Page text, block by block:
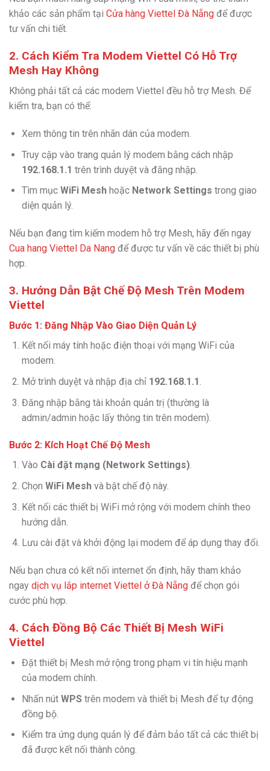
khảo các sản phẩm tại Cửa hàng Viettel Đà Nẵng để được
tư vấn chi tiết.
2. Cách Kiểm Tra Modem Viettel Có Hỗ Trợ
Mesh Hay Không
Không phải tất cả các modem Viettel đều hỗ trợ Mesh. Để
kiểm tra, bạn có thể:
Xem thông tin trên nhãn dán của modem.
Truy cập vào trang quản lý modem bằng cách nhập
192.168.1.1 trên trình duyệt và đăng nhập.
Tìm mục WiFi Meshhoặc Network Settings trong giao
diện quản lý.
Nếu bạn đang tìm kiếm modem hỗ trợ Mesh, hãy đến ngay
Cua hang Viettel Da Nang để được tư vấn về các thiết bị phù
hợp.
3. Hướng Dẫn Bật Chế Độ Mesh Trên Modem
Viettel
Bước 1: Đăng Nhập Vào Giao Diện Quản Lý
Kết nối máy tính hoặc điện thoại với mạng WiFi của
modem.
Mở trình duyệt và nhập địa chỉ 192.168.1.1.
Đăng nhập bằng tài khoản quản trị (thường là
admin/admin hoặc lấy thông tin trên modem).
Bước 2: Kích Hoạt Chế Độ Mesh
Vào Cài đặt mạng (Network Settings).
Chọn WiFi Meshvà bật chế độ này.
Kết nối các thiết bị WiFi mở rộng với modem chính theo
hướng dẫn.
Lưu cài đặt và khởi động lại modem để áp dụng thay đổi.
Nếu bạn chưa có kết nối internet ổn định, hãy tham khảo
ngay dịch vụ lắp internet Viettel ở Đà Nẵng để chọn gói
cước phù hợp.
4. Cách Đồng Bộ Các Thiết Bị Mesh WiFi
Viettel
Đặt thiết bị Mesh mở rộng trong phạm vi tín hiệu mạnh
của modem chính.
Nhấn nút WPStrên modem và thiết bị Mesh để tự động
đồng bộ.
Kiểm tra ứng dụng quản lý để đảm bảo tất cả các thiết bị
đã được kết nối thành công.